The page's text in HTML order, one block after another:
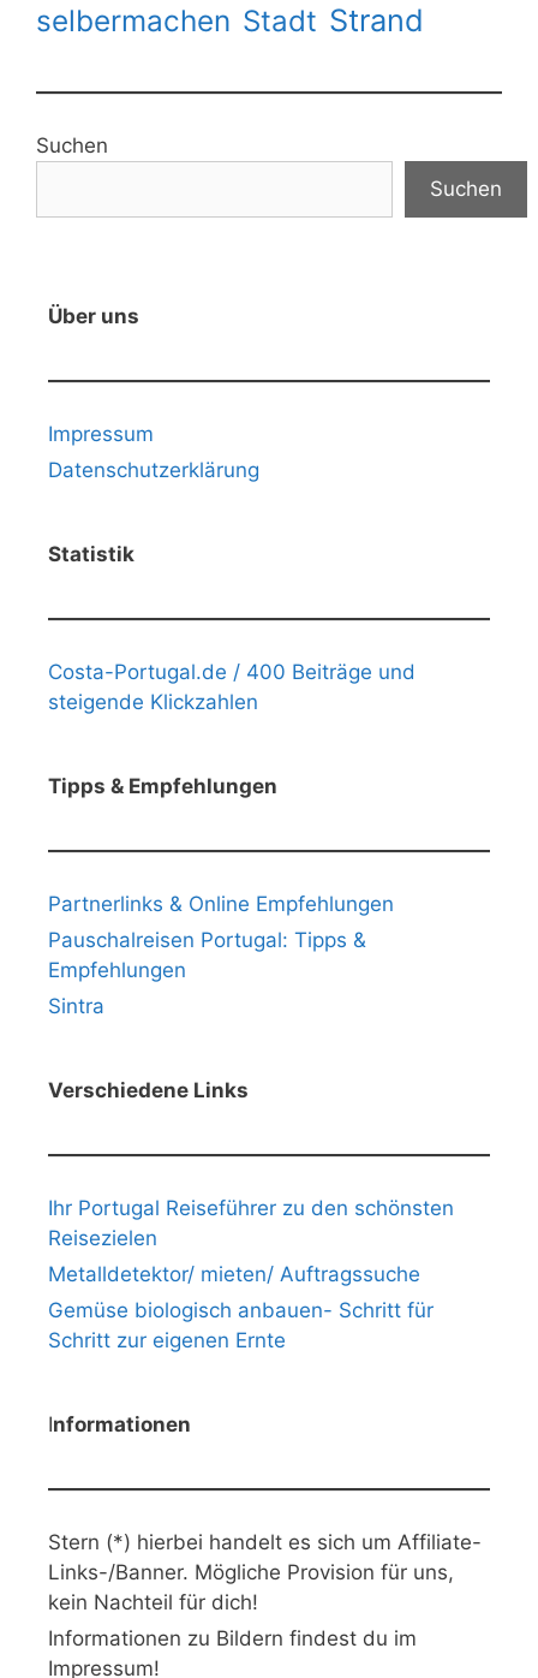
selbermachen Stadt Strand
Suchen
Suchen
Über uns
Impressum
Datenschutzerklärung
Statistik
Costa-Portugal.de / 400 Beiträge und
steigende Klickzahlen
Tipps & Empfehlungen
Partnerlinks & Online Empfehlungen
Pauschalreisen Portugal: Tipps &
Empfehlungen
Sintra
Verschiedene Links
Ihr Portugal Reiseführer zu den schönsten
Reisezielen
Metalldetektor/ mieten/ Auftragssuche
Gemüse biologisch anbauen- Schritt für
Schritt zur eigenen Ernte
Informationen
Stern (*) hierbei handelt es sich um Affiliate-
Links-/Banner. Mögliche Provision für uns,
kein Nachteil für dich!
Informationen zu Bildern findest du im
Impressum!